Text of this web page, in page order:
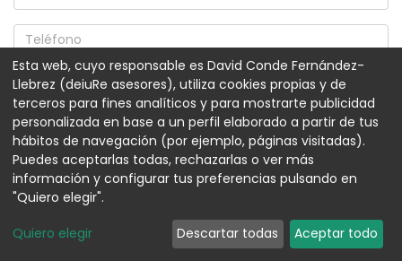
Acepto facilitar mis datos con la finalidad de recibir
Esta web, cuyo responsable es David Conde Fernández-
Llebrez (deiuRe asesores), utiliza cookies propias y de
terceros para fines analíticos y para mostrarte publicidad
personalizada en base a un perfil elaborado a partir de tus
hábitos de navegación (por ejemplo, páginas visitadas).
Puedes aceptarlas todas, rechazarlas o ver más
información y configurar tus preferencias pulsando en
"Quiero elegir".
Quiero elegir Descartar todas Aceptar todo